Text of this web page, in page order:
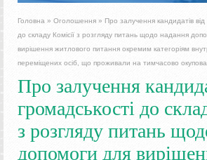
Головна » Оголошення » Про залучення кандидатів від
до складу Комісії з розгляду питань щодо надання
вирішення житлового питання окремим категоріям
переміщених осіб, що проживали на тимчасово
Про залучення
громадськості до
з розгляду питань
допомоги для